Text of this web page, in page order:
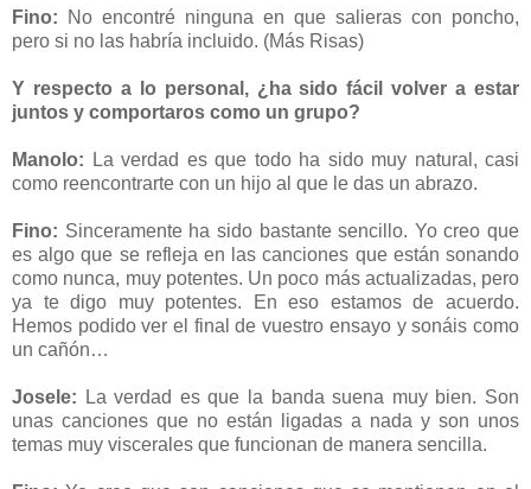
Fino: No encontré ninguna en que salieras con poncho,
pero si no las habría incluido. (Más Risas)
Y respecto a lo personal, ¿ha sido fácil volver a estar
juntos y comportaros como un grupo?
Manolo: La verdad es que todo ha sido muy natural, casi
como reencontrarte con un hijo al que le das un abrazo.
Fino: Sinceramente ha sido bastante sencillo. Yo creo que
es algo que se refleja en las canciones que están sonando
como nunca, muy potentes. Un poco más actualizadas, pero
ya te digo muy potentes. En eso estamos de acuerdo.
Hemos podido ver el final de vuestro ensayo y sonáis como
un cañón…
Josele: La verdad es que la banda suena muy bien. Son
unas canciones que no están ligadas a nada y son unos
temas muy viscerales que funcionan de manera sencilla.